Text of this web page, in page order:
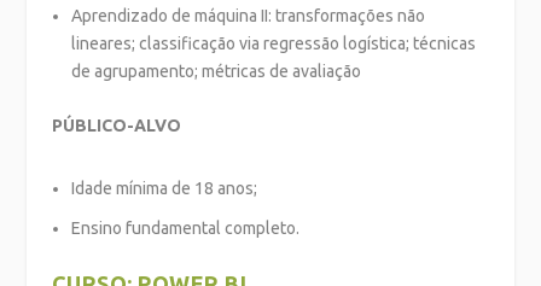
Aprendizado de máquina II: transformações não
lineares; classificação via regressão logística; técnicas
de agrupamento; métricas de avaliação
PÚBLICO-ALVO
Idade mínima de 18 anos;
Ensino fundamental completo.